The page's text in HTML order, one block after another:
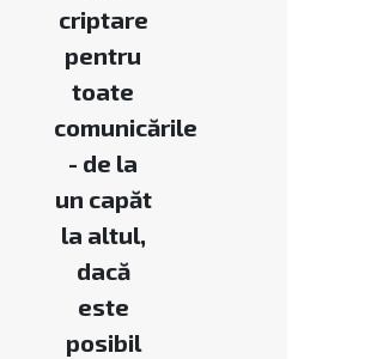
criptare
pentru
toate
comunicările
- de la
un capăt
la altul,
dacă
este
posibil